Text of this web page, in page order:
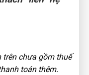
trên chưa gồm thuế
toán thêm.